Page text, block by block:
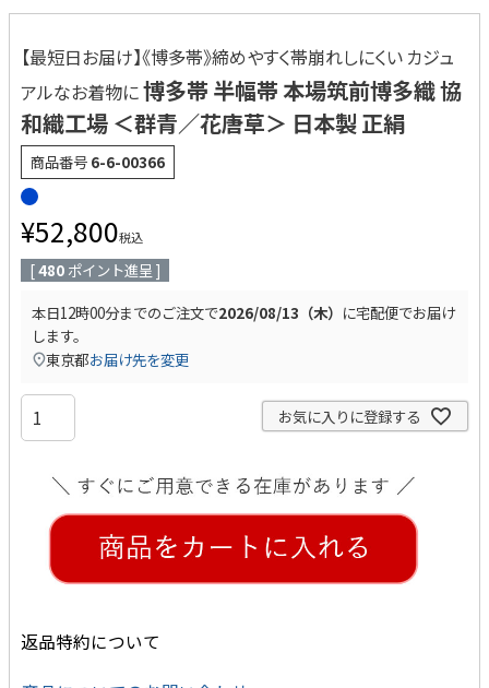
【最短日お届け】《博多帯》締めやすく帯崩れしにくい カジュ
アルなお着物に 博多帯 半幅帯 本場筑前博多織 協
和織工場 ＜群青／花唐草＞ 日本製 正絹
商品番号 6-6-00366
¥52,800税込
[480 ポイント進呈 ]
本日12時00分までのご注文で2026/08/13（木） に宅配便でお届け
します。
東京都お届け先を変更
お気に入りに登録する
返品特約について